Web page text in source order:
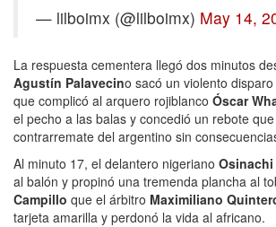
— lilboimx (@lilboimx) May 14,
La respuesta cementera llegó dos minutos
Agustín Palavecino sacó un violento
que complicó al arquero rojiblanco Óscar
el pecho a las balas y concedió un rebote
contrarremate del argentino sin
Al minuto 17, el delantero nigeriano Osinachi
al balón y propinó una tremenda plancha al
Campillo que el árbitro Maximiliano
tarjeta amarilla y perdonó la vida al africano.